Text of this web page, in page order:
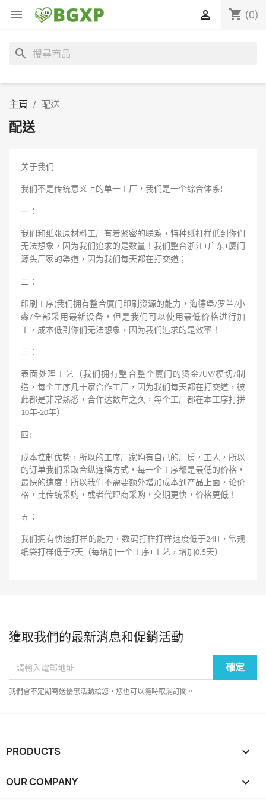
 shopping_cart (0)

search
主頁 配送
配送
关于我们
我们不是传统意义上的单一工厂，我们是一个综合体系!
一：
我们和纸张原材料工厂有着紧密的联系，特种纸打样低到你们
无法想象，因为我们追求的是数量！我们整合浙江+广东+厦门
源头厂家的渠道，因为我们每天都在打交道；
二：
印刷工序(我们拥有整合厦门印刷资源的能力，海德堡/罗兰/小
森/全部采用最新设备，但是我们可以使用最低价格进行加
工，成本低到你们无法想象，因为我们追求的是效率！
三：
表面处理工艺（我们拥有整合整个厦门的烫金/UV/模切/制
造，每个工序几十家合作工厂，因为我们每天都在打交道，彼
此都是非常熟悉，合作达数年之久，每个工厂都在本工序打拼
10年-20年）
四 :
成本控制优势，所以的工序厂家均有自己的厂房，工人，所以
的订单我们采取合纵连横方式，每一个工序都是最低的价格，
最快的速度！所以我们不需要额外增加成本到产品上面，论价
格，比传统采购，或者代理商采购，交期更快，价格更低！
五：
我们拥有快速打样的能力，数码打样打样速度低于24H ，常规
纸袋打样低于7天（每增加一个工序+工艺，增加0.5天）
獲取我們的最新消息和促銷活動
我們會不定期寄送優惠活動給您，您也可以隨時取消訂閱。
PRODUCTS 
OUR COMPANY 